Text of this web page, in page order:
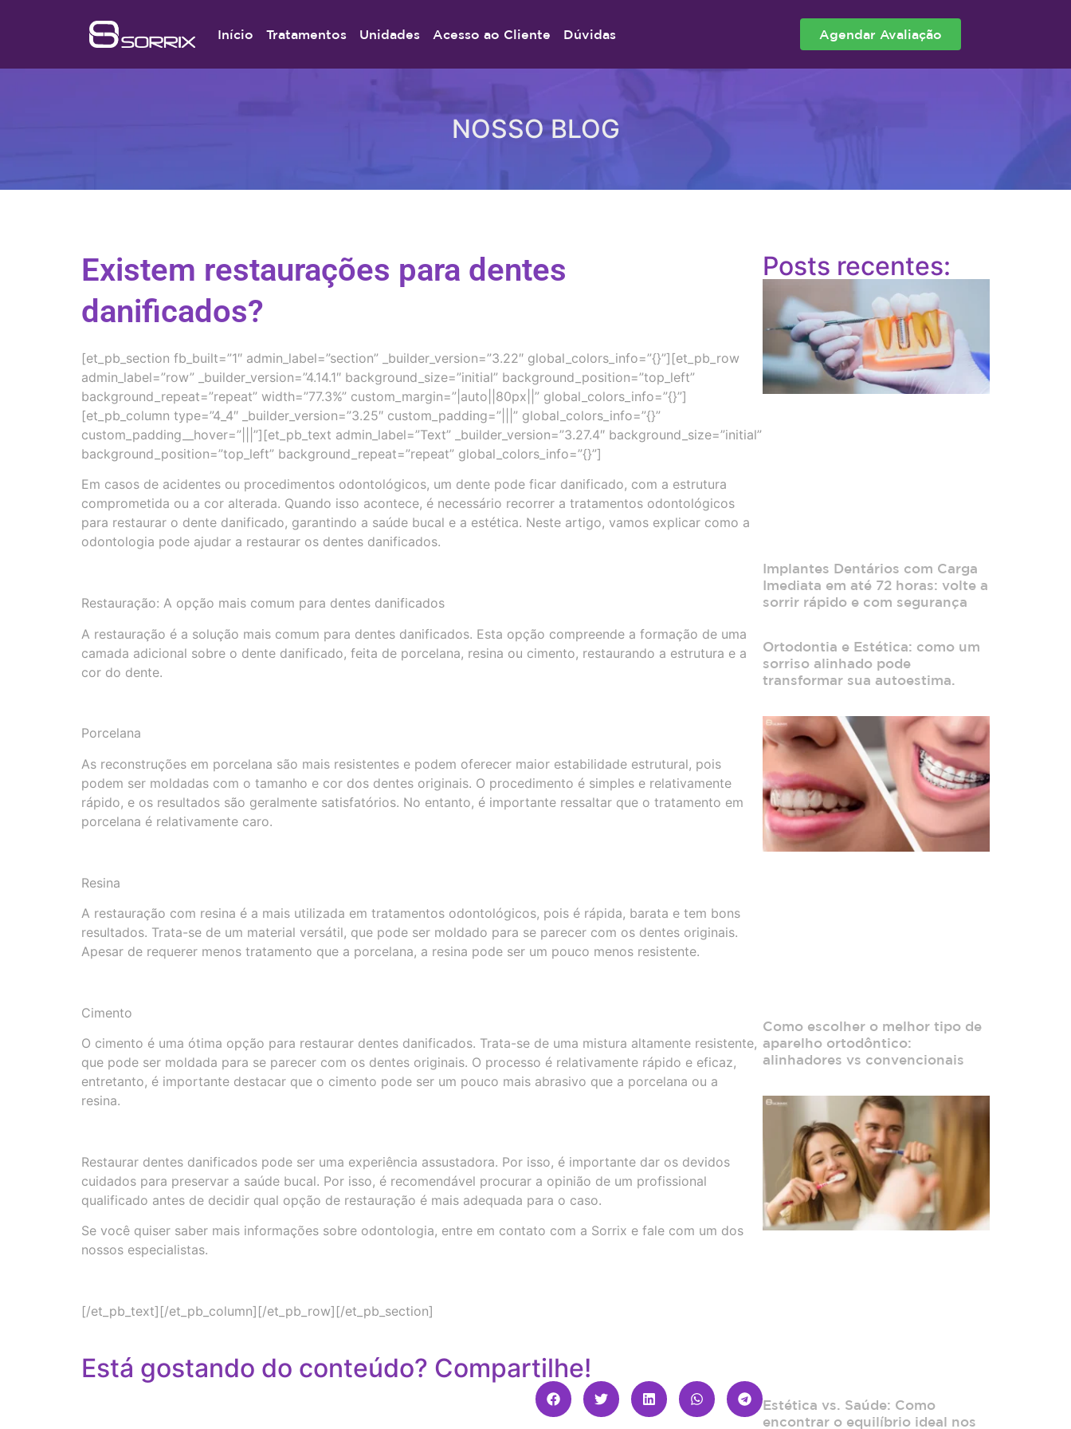
Início Tratamentos Unidades Acesso ao Cliente Dúvidas Agendar Avaliação
NOSSO BLOG
Existem restaurações para dentes
danificados?
[et_pb_section fb_built=”1″ admin_label=”section” _builder_version=”3.22″ global_colors_info=”{}”][et_pb_row
admin_label=”row” _builder_version=”4.14.1″ background_size=”initial” background_position=”top_left”
background_repeat=”repeat” width=”77.3%” custom_margin=”|auto||80px||” global_colors_info=”{}”]
[et_pb_column type=”4_4″ _builder_version=”3.25″ custom_padding=”|||” global_colors_info=”{}”
custom_padding__hover=”|||”][et_pb_text admin_label=”Text” _builder_version=”3.27.4″ background_size=”initial”
background_position=”top_left” background_repeat=”repeat” global_colors_info=”{}”]
Em casos de acidentes ou procedimentos odontológicos, um dente pode ficar danificado, com a estrutura
comprometida ou a cor alterada. Quando isso acontece, é necessário recorrer a tratamentos odontológicos
para restaurar o dente danificado, garantindo a saúde bucal e a estética. Neste artigo, vamos explicar como a
odontologia pode ajudar a restaurar os dentes danificados.
Restauração: A opção mais comum para dentes danificados
A restauração é a solução mais comum para dentes danificados. Esta opção compreende a formação de uma
camada adicional sobre o dente danificado, feita de porcelana, resina ou cimento, restaurando a estrutura e a
cor do dente.
Porcelana
As reconstruções em porcelana são mais resistentes e podem oferecer maior estabilidade estrutural, pois
podem ser moldadas com o tamanho e cor dos dentes originais. O procedimento é simples e relativamente
rápido, e os resultados são geralmente satisfatórios. No entanto, é importante ressaltar que o tratamento em
porcelana é relativamente caro.
Resina
A restauração com resina é a mais utilizada em tratamentos odontológicos, pois é rápida, barata e tem bons
resultados. Trata-se de um material versátil, que pode ser moldado para se parecer com os dentes originais.
Apesar de requerer menos tratamento que a porcelana, a resina pode ser um pouco menos resistente.
Cimento
O cimento é uma ótima opção para restaurar dentes danificados. Trata-se de uma mistura altamente resistente,
que pode ser moldada para se parecer com os dentes originais. O processo é relativamente rápido e eficaz,
entretanto, é importante destacar que o cimento pode ser um pouco mais abrasivo que a porcelana ou a
resina.
Restaurar dentes danificados pode ser uma experiência assustadora. Por isso, é importante dar os devidos
cuidados para preservar a saúde bucal. Por isso, é recomendável procurar a opinião de um profissional
qualificado antes de decidir qual opção de restauração é mais adequada para o caso.
Se você quiser saber mais informações sobre odontologia, entre em contato com a Sorrix e fale com um dos
nossos especialistas.
[/et_pb_text][/et_pb_column][/et_pb_row][/et_pb_section]
Está gostando do conteúdo? Compartilhe!
Posts recentes:
Implantes Dentários com Carga
Imediata em até 72 horas: volte a
sorrir rápido e com segurança
Ortodontia e Estética: como um
sorriso alinhado pode
transformar sua autoestima.
Como escolher o melhor tipo de
aparelho ortodôntico:
alinhadores vs convencionais
Estética vs. Saúde: Como
encontrar o equilíbrio ideal nos